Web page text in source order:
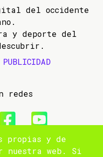
del occidente
y deporte del
PUBLICIDAD
redes
propias y de
nuestra web. Si